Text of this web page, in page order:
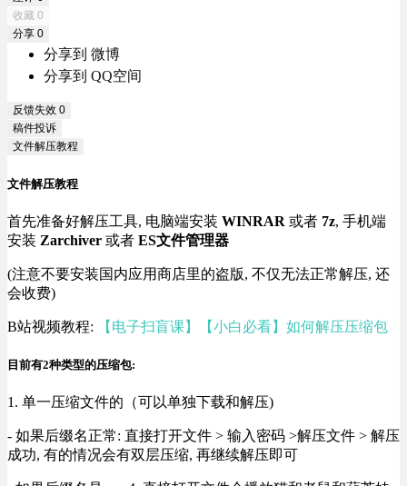
收藏 0
分享 0
分享到 微博
分享到 QQ空间
反馈失效 0
稿件投诉
文件解压教程
文件解压教程
首先准备好解压工具, 电脑端安装 WINRAR 或者 7z, 手机端
安装 Zarchiver 或者 ES文件管理器
(注意不要安装国内应用商店里的盗版, 不仅无法正常解压, 还
会收费)
B站视频教程: 【电子扫盲课】【小白必看】如何解压压缩包
目前有2种类型的压缩包:
1. 单一压缩文件的（可以单独下载和解压)
- 如果后缀名正常: 直接打开文件 > 输入密码 >解压文件 > 解压
成功, 有的情况会有双层压缩, 再继续解压即可